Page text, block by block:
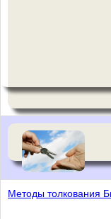
Методы толкования